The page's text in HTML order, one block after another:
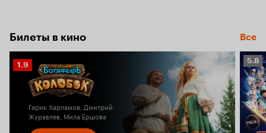
Билеты в кино Все
Рейтинг
Кинопоиска
1.9
Гарик Харламов, Дмитрий
Журавлев, Мила Ершова
5.8
5.8